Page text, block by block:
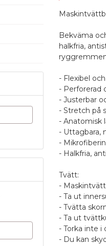
Bekväma
halkfria,
- Flexibel
- Perforerad
- Justerbar
- Stretch på
- Anatomisk
- Uttagbara,
-
- Halkfria,
Tvätt:
-
- Ta ut
- Tvätta
- Ta ut
- Torka inte
- Du kan